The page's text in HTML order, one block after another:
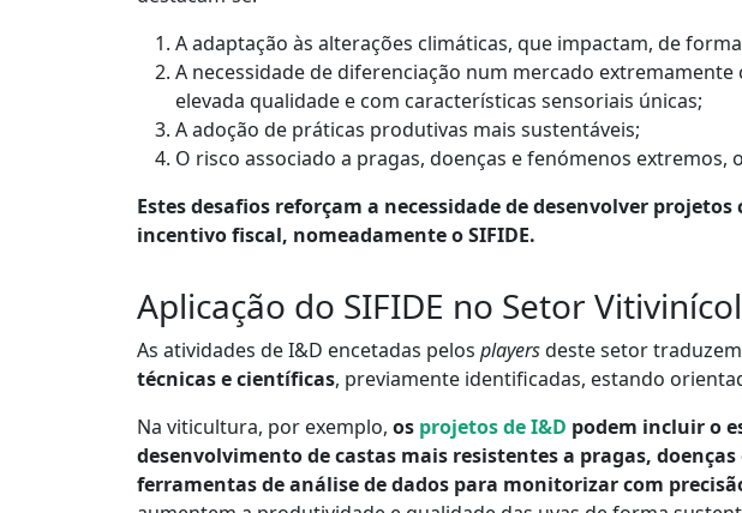
A adaptação às alterações climáticas, que impactam, de
A necessidade de diferenciação num mercado
elevada qualidade e com características sensoriais únicas;
A adoção de práticas produtivas mais sustentáveis;
O risco associado a pragas, doenças e fenómenos
Estes desafios reforçam a necessidade de desenvolver
incentivo fiscal, nomeadamente o SIFIDE.
Aplicação do SIFIDE no Setor
As atividades de I&D encetadas pelos playersdeste setor
técnicas e científicas, previamente identificadas, estando
Na viticultura, por exemplo, os projetos de I&D podem incluir o
desenvolvimento de castas mais resistentes a pragas,
ferramentas de análise de dados para monitorizar com